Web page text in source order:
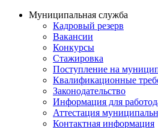
Муниципальная служба
Кадровый резерв
Вакансии
Конкурсы
Стажировка
Поступление на
Квалификационные
Законодательство
Информация для
Аттестация
Контактная информация